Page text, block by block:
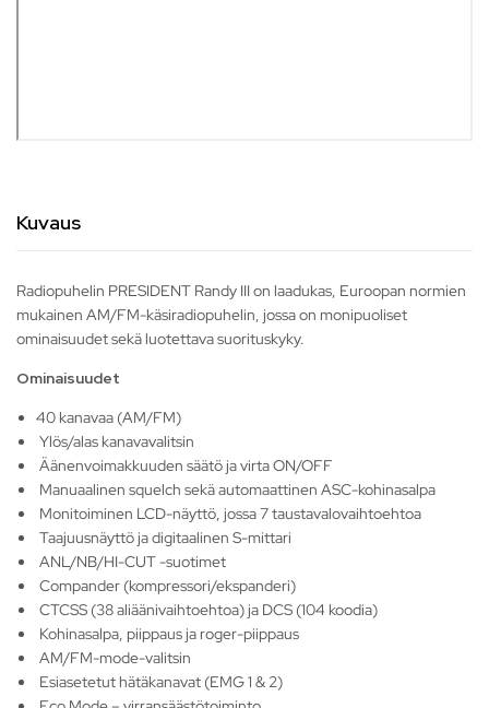
Kuvaus
Radiopuhelin PRESIDENT Randy III on laadukas, Euroopan normien
mukainen AM/FM-käsiradiopuhelin, jossa on monipuoliset
ominaisuudet sekä luotettava suorituskyky.
Ominaisuudet
40 kanavaa (AM/FM)
Ylös/alas kanavavalitsin
Äänenvoimakkuuden säätö ja virta ON/OFF
Manuaalinen squelch sekä automaattinen ASC-kohinasalpa
Monitoiminen LCD-näyttö, jossa 7 taustavalovaihtoehtoa
Taajuusnäyttö ja digitaalinen S-mittari
ANL/NB/HI-CUT -suotimet
Compander (kompressori/ekspanderi)
CTCSS (38 aliäänivaihtoehtoa) ja DCS (104 koodia)
Kohinasalpa, piippaus ja roger-piippaus
AM/FM-mode-valitsin
Esiasetetut hätäkanavat (EMG 1 & 2)